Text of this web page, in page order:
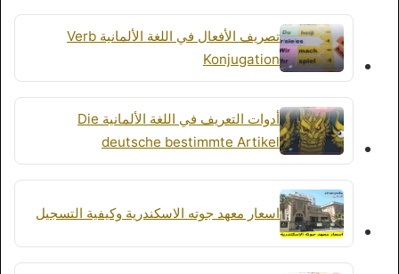
تصريف الأفعال في اللغة الألمانية Verb
Konjugation
أدوات التعريف في اللغة الألمانية Die
deutsche bestimmte Artikel
اسعار معهد جوته الاسكندرية وكيفية التسجيل